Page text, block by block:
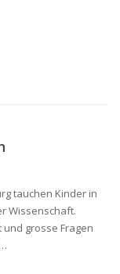
tauchen Kinder in
Wissenschaft.
und grosse Fragen